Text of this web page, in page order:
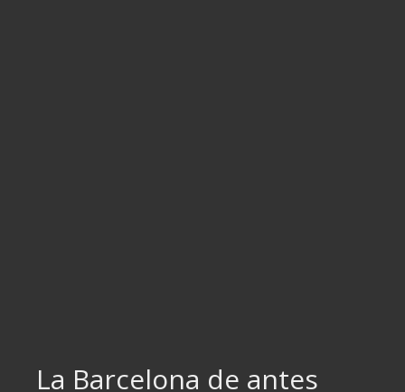
La Barcelona de antes